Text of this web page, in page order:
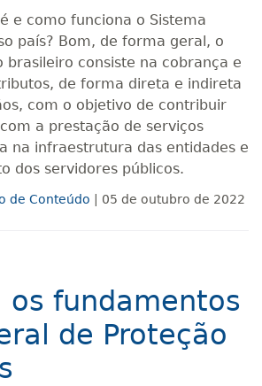
e como funciona o Sistema
país? Bom, de forma geral, o
brasileiro consiste na cobrança e
de forma direta e indireta
com o objetivo de contribuir
a prestação de serviços
na infraestrutura das entidades e
dos servidores públicos.
de Conteúdo | 05 de outubro de 2022
os fundamentos
de Proteção